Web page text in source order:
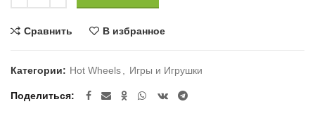
Сравнить В избранное
Категории: Hot Wheels, Игры и Игрушки
Поделиться